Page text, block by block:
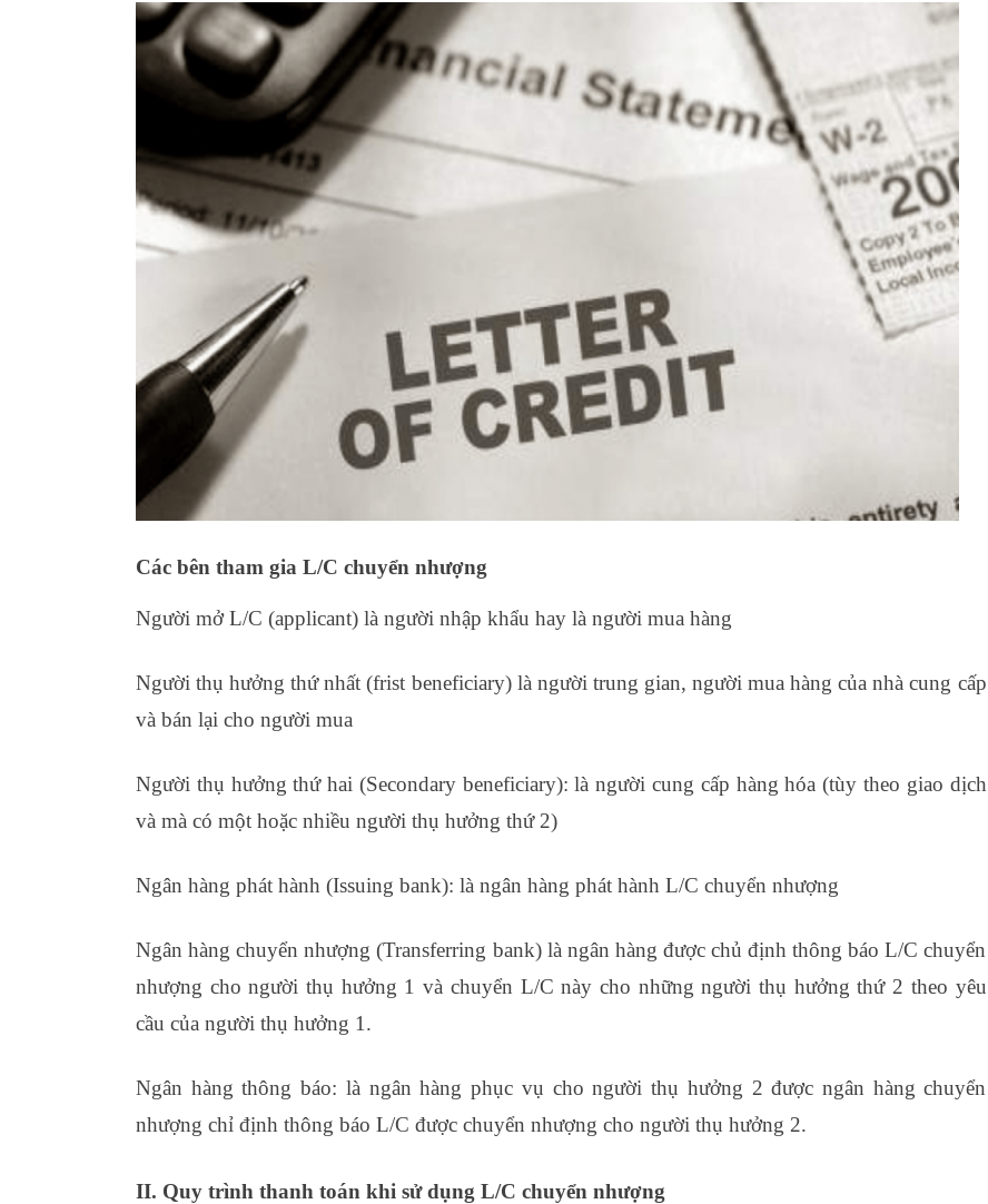
Các bên tham gia L/C chuyển nhượng
Người mở L/C (applicant) là người nhập khẩu hay là người mua hàng
Người thụ hưởng thứ nhất (frist beneficiary) là người trung gian, người mua hàng của nhà cung cấp
và bán lại cho người mua
Người thụ hưởng thứ hai (Secondary beneficiary): là người cung cấp hàng hóa (tùy theo giao dịch
và mà có một hoặc nhiều người thụ hưởng thứ 2)
Ngân hàng phát hành (Issuing bank): là ngân hàng phát hành L/C chuyển nhượng
Ngân hàng chuyển nhượng (Transferring bank) là ngân hàng được chủ định thông báo L/C chuyển
nhượng cho người thụ hưởng 1 và chuyển L/C này cho những người thụ hưởng thứ 2 theo yêu
cầu của người thụ hưởng 1.
Ngân hàng thông báo: là ngân hàng phục vụ cho người thụ hưởng 2 được ngân hàng chuyển
nhượng chỉ định thông báo L/C được chuyển nhượng cho người thụ hưởng 2.
II. Quy trình thanh toán khi sử dụng L/C chuyển nhượng